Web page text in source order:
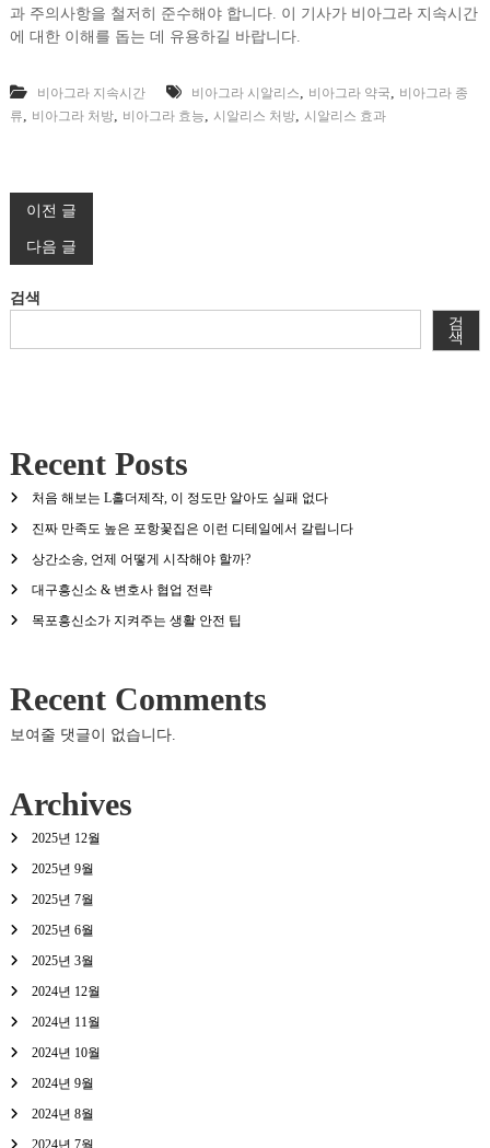
과 주의사항을 철저히 준수해야 합니다. 이 기사가 비아그라 지속시간
에 대한 이해를 돕는 데 유용하길 바랍니다.
비아그라 지속시간 비아그라 시알리스 비아그라 약국
비아그라 종
류
비아그라 처방, 비아그라 효능 시알리스 처방, 시알리스 효과
글
탐
색
이전 글
다음 글
검색
검
색
Recent Posts
처음 해보는 L홀더제작, 이 정도만 알아도 실패 없다
진짜 만족도 높은 포항꽃집은 이런 디테일에서 갈립니다
상간소송, 언제 어떻게 시작해야 할까?
대구흥신소 & 변호사 협업 전략
목포흥신소가 지켜주는 생활 안전 팁
Recent Comments
보여줄 댓글이 없습니다.
Archives
2025년 12월
2025년 9월
2025년 7월
2025년 6월
2025년 3월
2024년 12월
2024년 11월
2024년 10월
2024년 9월
2024년 8월